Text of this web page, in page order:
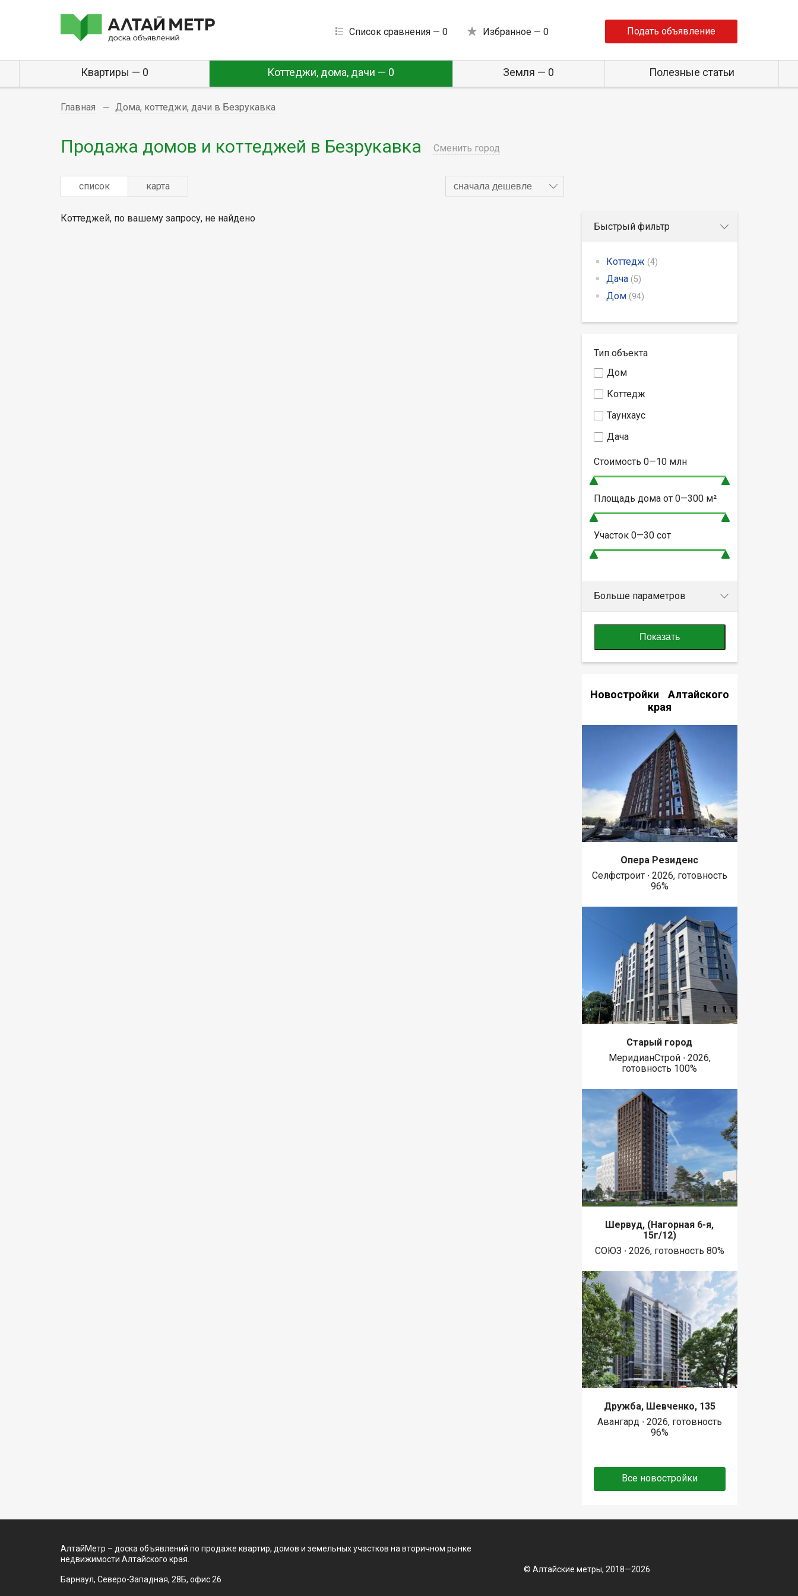
Список сравнения — 0 Избранное — 0 Подать объявление
Квартиры — 0 Коттеджи, дома, дачи — 0 Земля — 0 Полезные статьи
Главная Дома, коттеджи, дачи в Безрукавка
Продажа домов и коттеджей в Безрукавка Сменить город
список карта сначала дешевле
Коттеджей, по вашему запросу, не найдено
Быстрый фильтр
Коттедж (4)
Дача (5)
Дом (94)
Тип объекта
Дом
Коттедж
Таунхаус
Дача
Стоимость 0—10млн
Площадь дома от 0—300м²
Участок 0—30сот
Больше параметров
Показать
Новостройки Алтайского
края
Опера Резиденс
Селфстроит ∙ 2026, готовность
96%
Старый город
МеридианСтрой ∙ 2026,
готовность 100%
Шервуд, (Нагорная 6-я,
15г/12)
СОЮЗ ∙ 2026, готовность 80%
Дружба, Шевченко, 135
Авангард ∙ 2026, готовность
96%
Все новостройки
АлтайМетр – доска объявлений по продаже квартир, домов и земельных участков на вторичном рынке
недвижимости Алтайского края.
Барнаул, Северо-Западная, 28Б, офис 26
© Алтайские метры, 2018—2026